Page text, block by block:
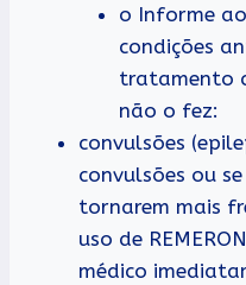
o Informe
condições
tratamento
não o fez:
convulsões
convulsões ou
tornarem mais
uso de
médico